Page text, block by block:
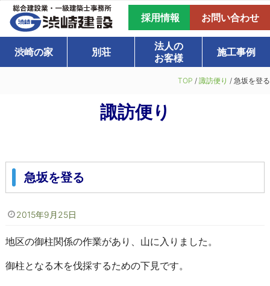
採用情報 お問い合わせ
渋崎の家 別荘
法人の
お客様
施工事例
TOP / 諏訪便り / 急坂を登る
諏訪便り
急坂を登る
2015年9月25日
地区の御柱関係の作業があり、山に入りました。
御柱となる木を伐採するための下見です。